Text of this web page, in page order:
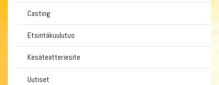
Casting
Etsintäkuulutus
Kesäteatteriesite
Uutiset